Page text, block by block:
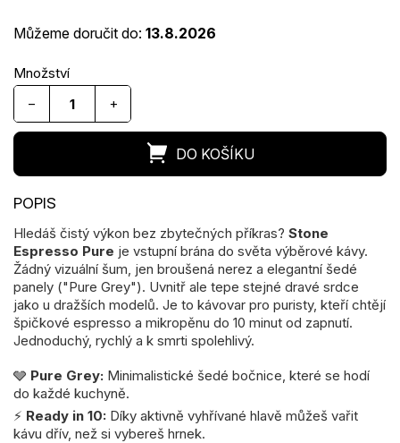
Můžeme doručit do: 13.8.2026
+
−
Hledáš čistý výkon bez zbytečných příkras? Stone
Espresso Pure je vstupní brána do světa výběrové kávy.
Žádný vizuální šum, jen broušená nerez a elegantní šedé
panely ("Pure Grey"). Uvnitř ale tepe stejné dravé srdce
jako u dražších modelů. Je to kávovar pro puristy, kteří chtějí
špičkové espresso a mikropěnu do 10 minut od zapnutí.
Jednoduchý, rychlý a k smrti spolehlivý.
🩶 Pure Grey: Minimalistické šedé bočnice, které se hodí
do každé kuchyně.
⚡ Ready in 10: Díky aktivně vyhřívané hlavě můžeš vařit
kávu dřív, než si vybereš hrnek.